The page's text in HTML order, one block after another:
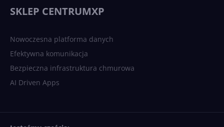
SKLEP CENTRUMXP
Nowoczesna platforma danych
Efektywna komunikacja
Bezpieczna infrastruktura chmurowa
AI Driven Apps